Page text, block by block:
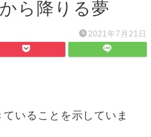
ら降りる夢
2021年7月21日
いることを示していま